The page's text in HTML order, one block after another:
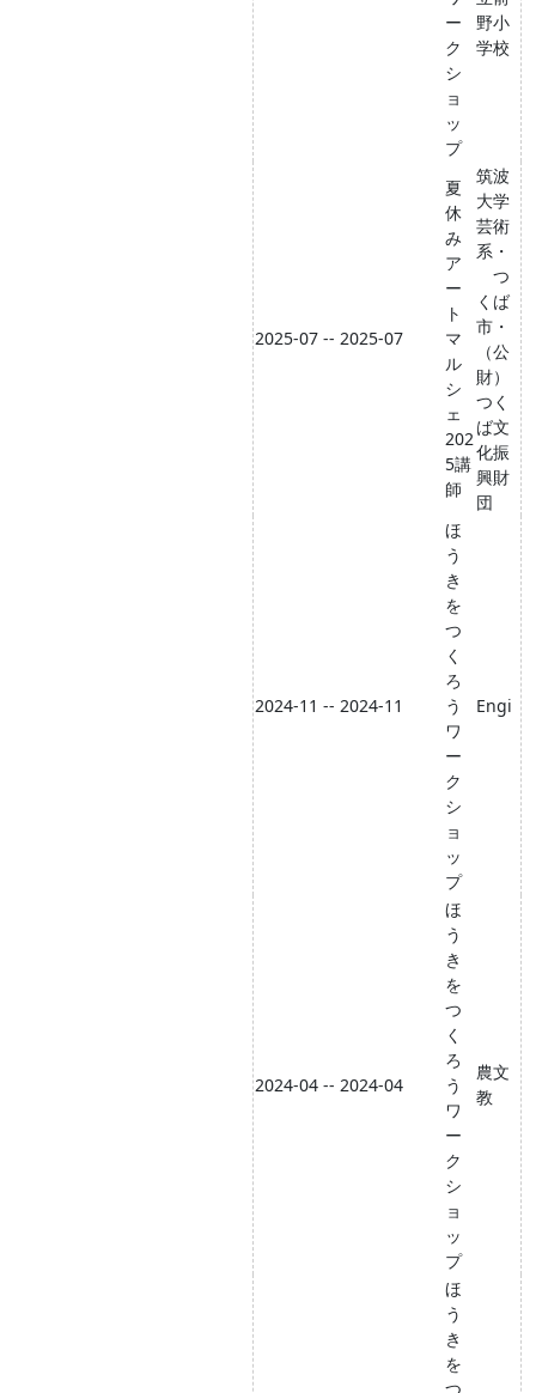
ー
ク
シ
ョ
ッ
プ
野小
学校
2025-07 -- 2025-07
夏
休
み
ア
ー
ト
マ
ル
シ
ェ
202
5講
師
筑波
大学
芸術
系・
つ
くば
市・
（公
財）
つく
ば文
化振
興財
団
2024-11 -- 2024-11
ほ
う
き
を
つ
く
ろ
う
ワ
ー
ク
シ
ョ
ッ
プ
Engi
2024-04 -- 2024-04
ほ
う
き
を
つ
く
ろ
う
ワ
ー
ク
シ
ョ
ッ
プ
農文
教
ほ
う
き
を